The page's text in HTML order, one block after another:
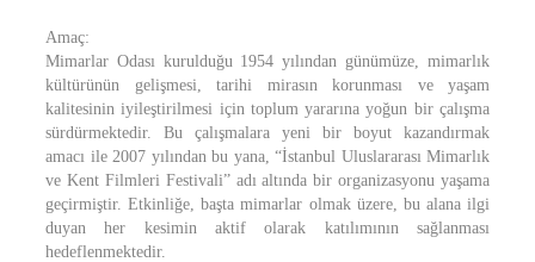
Amaç:
Mimarlar Odası kurulduğu 1954 yılından günümüze, mimarlık
kültürünün gelişmesi, tarihi mirasın korunması ve yaşam
kalitesinin iyileştirilmesi için toplum yararına yoğun bir çalışma
sürdürmektedir. Bu çalışmalara yeni bir boyut kazandırmak
amacı ile 2007 yılından bu yana, “İstanbul Uluslararası Mimarlık
ve Kent Filmleri Festivali” adı altında bir organizasyonu yaşama
geçirmiştir. Etkinliğe, başta mimarlar olmak üzere, bu alana ilgi
duyan her kesimin aktif olarak katılımının sağlanması
hedeflenmektedir.